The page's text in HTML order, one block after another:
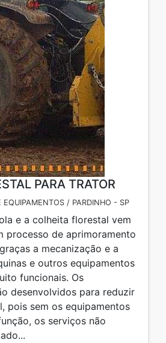
PARA TRATOR
EQUIPAMENTOS / PARDINHO - SP
e a colheita florestal vem
processo de aprimoramento
a mecanização e a
e outros equipamentos
funcionais. Os
desenvolvidos para reduzir
pois sem os equipamentos
os serviços não